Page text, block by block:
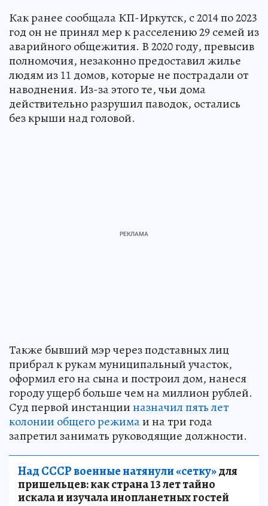
Как ранее сообщала КП-Иркутск, с 2014 по 2023
год он не принял мер к расселению 29 семей из
аварийного общежития. В 2020 году, превысив
полномочия, незаконно предоставил жилье
людям из 11 домов, которые не пострадали от
наводнения. Из-за этого те, чьи дома
действительно разрушил паводок, остались
без крыши над головой.
Также бывший мэр через подставных лиц
прибрал к рукам муниципальный участок,
оформил его на сына и построил дом, нанеся
городу ущерб больше чем на миллион рублей.
Суд первой инстанцииназначил пять лет
колонии общего режимаи на три года
запретил занимать руководящие должности.
Над СССР военные натянули «сетку»для
пришельцев: как страна 13 лет тайно
искала и изучала инопланетных гостей